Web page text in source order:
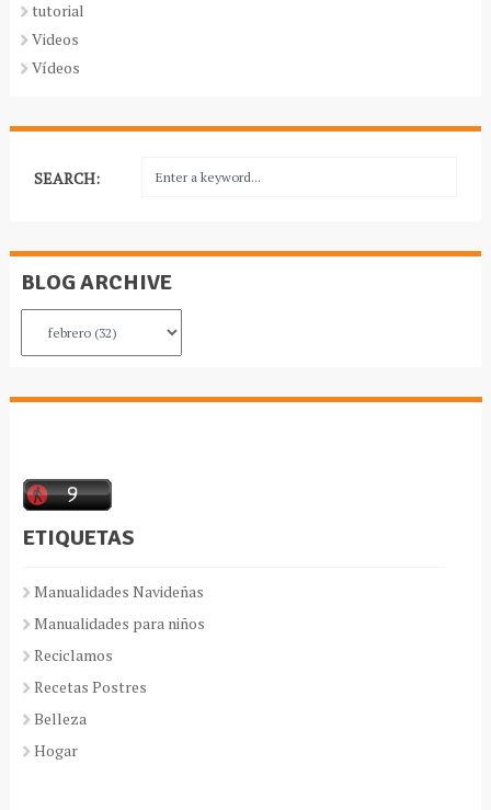
tutorial
Videos
Vídeos
SEARCH:
BLOG ARCHIVE
ETIQUETAS
Manualidades Navideñas
Manualidades para niños
Reciclamos
Recetas Postres
Belleza
Hogar